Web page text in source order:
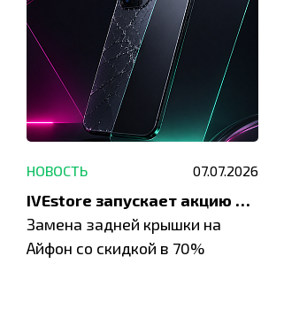
НОВОСТЬ 07.07.2026
IVEstore запускает акцию на замену заднего стекла
Замена задней крышки на
Айфон со скидкой в 70%